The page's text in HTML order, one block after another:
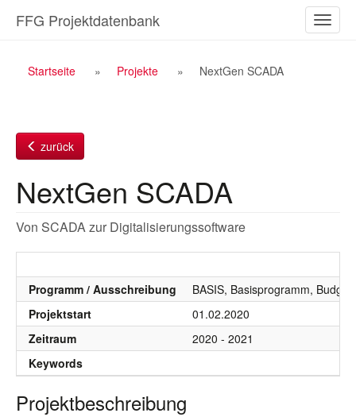
Inhalt
ein-/
FFG Projektdatenbank
Breadcrumb
Startseite Projekte NextGen SCADA
zurück
NextGen SCADA
Von SCADA zur Digitalisierungssoftware
Programm / Ausschreibung
BASIS, Basisprogramm,
Projektstart
01.02.2020
Zeitraum
2020 - 2021
Keywords
Projektbeschreibung